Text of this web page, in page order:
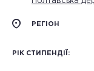
РЕГІОН
РІК СТИПЕНДІЇ: